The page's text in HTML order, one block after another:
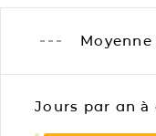
Jours par an à